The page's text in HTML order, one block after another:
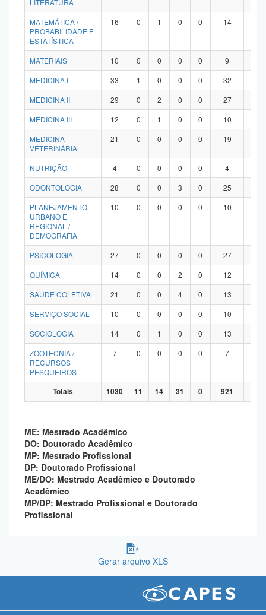
LITERATURA
MATEMÁTICA /
PROBABILIDADE E
ESTATÍSTICA
16 0 1 0 0 14
MATERIAIS 10 0 0 0 0 9
MEDICINA I
33 1 0 0 0 32
MEDICINA II
29 0 2 0 0 27
MEDICINA III
12 0 1 0 0 10
MEDICINA
VETERINÁRIA
21 0 0 0 0 19
NUTRIÇÃO 4 0 0 0 0 4
ODONTOLOGIA
28 0 0 3 0 25
PLANEJAMENTO
URBANO E
REGIONAL /
DEMOGRAFIA
10 0 0 0 0 10
PSICOLOGIA 27 0 0 0 0 27
QUÍMICA
14 0 0 2 0 12
SAÚDE COLETIVA
21 0 0 4 0 13
SERVIÇO SOCIAL
10 0 0 0 0 10
SOCIOLOGIA
14 0 1 0 0 13
ZOOTECNIA /
RECURSOS
PESQUEIROS
7 0 0 0 0 7
Totais 1030 11 14 31 0 921
ME: Mestrado Acadêmico
DO: Doutorado Acadêmico
MP: Mestrado Profissional
DP: Doutorado Profissional
ME/DO: Mestrado Acadêmico e Doutorado
Acadêmico
MP/DP: Mestrado Profissional e Doutorado
Profissional
Gerar arquivo XLS